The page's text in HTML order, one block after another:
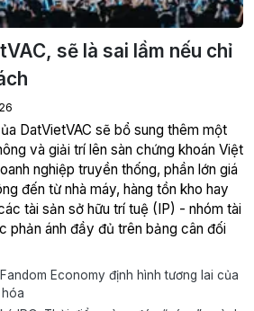
sẽ là sai lầm nếu chỉ
DatVietVAC sẽ bổ sung thêm một
và giải trí lên sàn chứng khoán Việt
nghiệp truyền thống, phần lớn giá
đến từ nhà máy, hàng tồn kho hay
tài sản sở hữu trí tuệ (IP) - nhóm tài
phản ánh đầy đủ trên bảng cân đối
Fandom Economy định hình tương lai của